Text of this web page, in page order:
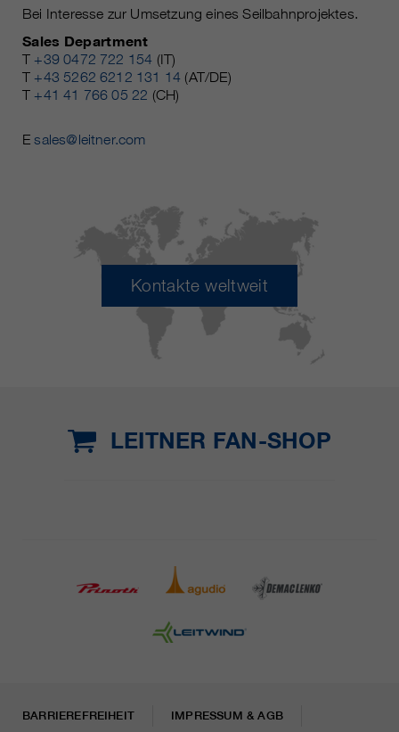
Bei Interesse zur Umsetzung eines Seilbahnprojektes.
Sales Department
T +39 0472 722 154 (IT)
T +43 5262 6212 131 14 (AT/DE)
T +41 41 766 05 22 (CH)
Esales@leitner.com
Kontakte weltweit
LEITNER FAN-SHOP
BARRIEREFREIHEIT IMPRESSUM & AGB